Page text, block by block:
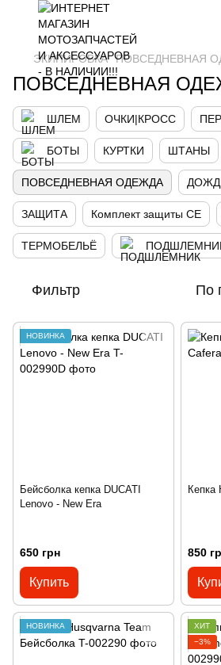
ЭКИПИРОВКА ПОВСЕДНЕВНАЯ
ПОВСЕДНЕВНАЯ
ШЛЕМ ОЧКИ|КРОСС
БОТЫ КУРТКИ ШТАНЫ
ПОВСЕДНЕВНАЯ ОДЕЖДА
ЗАЩИТА Комплект защиты CE
ТЕРМОБЕЛЬЁ
Фильтр По
НОВИНКА
Бейсболка кепка DUCATI
Lenovo - New Era
650 грн
Купить
Кепка
850
НОВИНКА
ХИТ
−3%